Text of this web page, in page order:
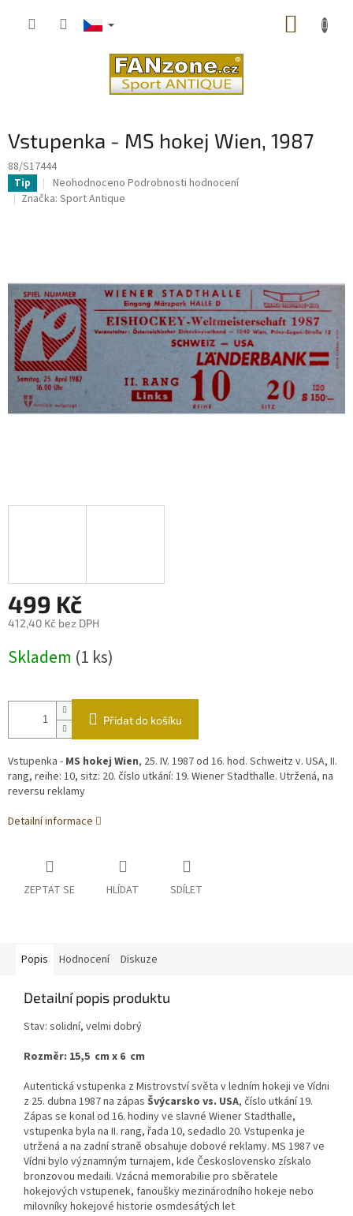
Vstupenka - MS hokej Wien, 1987
88/S17444
Tip
Průměrné
hodnocení
hvězdiček.
Neohodnoceno Podrobnosti hodnocení
Značka: Sport Antique
499 Kč
412,40 Kč bez DPH
cena:
Skladem (1 ks)
Přidat do košíku
Vstupenka - MS hokej Wien, 25. IV. 1987 od 16. hod. Schweitz v. USA, II.
rang, reihe: 10, sitz: 20. číslo utkání: 19. Wiener Stadthalle. Utržená, na
reversu reklamy
Detailní informace
ZEPTAT SE HLÍDAT SDÍLET
Popis Hodnocení Diskuze
Detailní popis produktu
Stav: solidní, velmi dobrý
Rozměr: 15,5 cm x 6 cm
Autentická vstupenka z Mistrovství světa v ledním hokeji ve Vídni
z 25. dubna 1987 na zápas Švýcarsko vs. USA, číslo utkání 19.
Zápas se konal od 16. hodiny ve slavné Wiener Stadthalle,
vstupenka byla na II. rang, řada 10, sedadlo 20. Vstupenka je
utržená a na zadní straně obsahuje dobové reklamy. MS 1987 ve
Vídni bylo významným turnajem, kde Československo získalo
bronzovou medaili. Vzácná memorabilie pro sběratele
hokejových vstupenek, fanoušky mezinárodního hokeje nebo
milovníky hokejové historie osmdesátých let